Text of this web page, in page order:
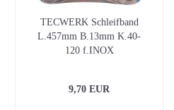
TECWERK Schleifband
L.457mm B.13mm K.40-
120 f.INOX
9,70 EUR